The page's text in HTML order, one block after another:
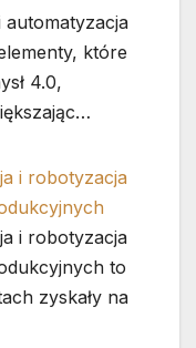
automatyzacja
które
4.0,
i robotyzacja
i robotyzacja
to
zyskały na